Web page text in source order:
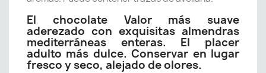
El chocolate Valor más suave
aderezado con exquisitas almendras
mediterráneas enteras. El placer
adulto más dulce. Conservar en lugar
fresco y seco, alejado de olores.